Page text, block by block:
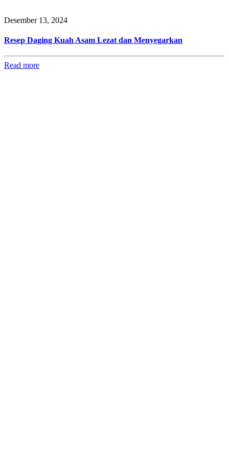
Desember 13, 2024
Resep Daging Kuah Asam Lezat dan Menyegarkan
Read more